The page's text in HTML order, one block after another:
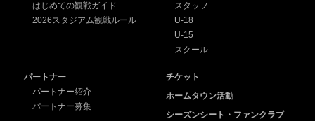
はじめての観戦ガイド
2026スタジアム観戦ルール
スタッフ
U-18
U-15
スクール
パートナー
パートナー紹介
パートナー募集
チケット
ホームタウン活動
シーズンシート・ファンクラブ